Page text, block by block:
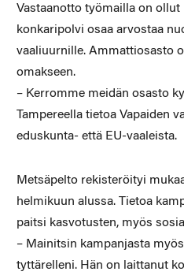
Vastaanotto työmailla on ollut
konkaripolvi osaa arvostaa
vaaliuurnille. Ammattiosasto
omakseen.
– Kerromme meidän osasto
Tampereella tietoa Vapaiden
eduskunta- että EU-vaaleista.
Metsäpelto rekisteröityi
helmikuun alussa. Tietoa
paitsi kasvotusten, myös
– Mainitsin kampanjasta
tyttärelleni. Hän on laittanut